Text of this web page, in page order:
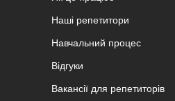
Наші репетитори
Навчальний процес
Відгуки
Вакансії для репетиторів